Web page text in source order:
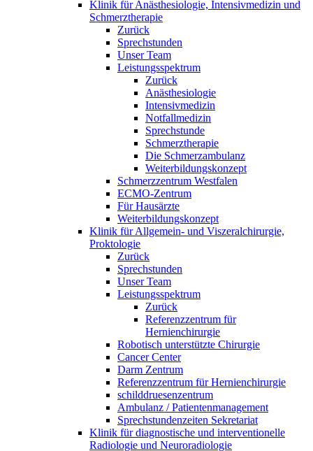
Klinik für Anästhesiologie, Intensivmedizin und
Schmerztherapie
Zurück
Sprechstunden
Unser Team
Leistungsspektrum
Zurück
Anästhesiologie
Intensivmedizin
Notfallmedizin
Sprechstunde
Schmerztherapie
Die Schmerzambulanz
Weiterbildungskonzept
Schmerzzentrum Westfalen
ECMO-Zentrum
Für Hausärzte
Weiterbildungskonzept
Klinik für Allgemein- und Viszeralchirurgie,
Proktologie
Zurück
Sprechstunden
Unser Team
Leistungsspektrum
Zurück
Referenzzentrum für
Hernienchirurgie
Robotisch unterstützte Chirurgie
Cancer Center
Darm Zentrum
Referenzzentrum für Hernienchirurgie
schilddruesenzentrum
Ambulanz / Patientenmanagement
Sprechstundenzeiten Sekretariat
Klinik für diagnostische und interventionelle
Radiologie und Neuroradiologie